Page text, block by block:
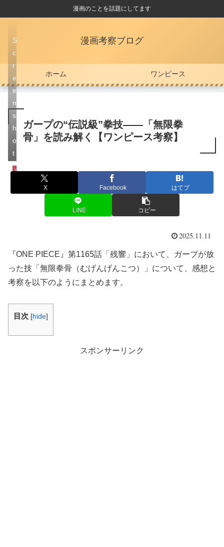
漫画のことを話題にしてます
漫画考察ブログ
ホーム ワンピース
ガープの“伝説級”拳技――「無限拳
骨」を読み解く【ワンピース考察】
ワンピース
S
c
r
e
e
n
s
h
o
t
X Facebook はてブ
LINE コピー
2025.11.11
『ONE PIECE』第1165話「残響」において、ガープが放
った技「無限拳骨（むげんげんこつ）」について、感想と
考察を以下のようにまとめます。
目次 [hide]
スポンサーリンク